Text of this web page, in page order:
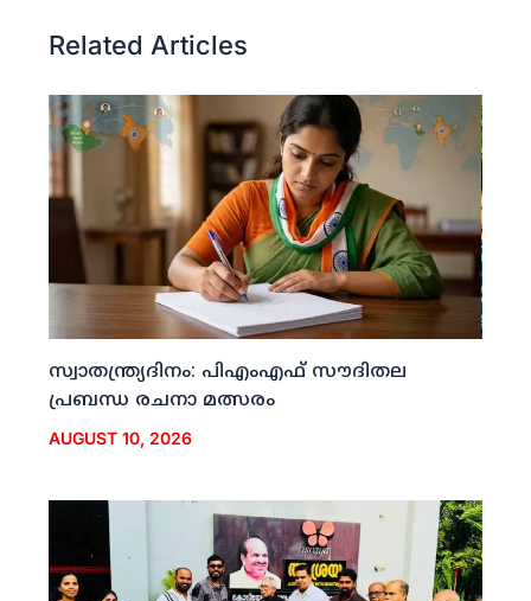
Related Articles
സ്വാതന്ത്ര്യദിനം: പിഎംഎഫ് സൗദിതല
പ്രബന്ധ രചനാ മത്സരം
AUGUST 10, 2026